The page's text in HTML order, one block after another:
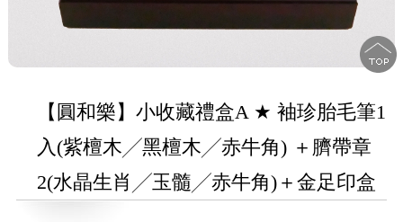
【圓和樂】小收藏禮盒A ★ 袖珍胎毛筆1
入(紫檀木╱黑檀木╱赤牛角) ＋臍帶章
2(水晶生肖╱玉髓╱赤牛角)＋金足印盒